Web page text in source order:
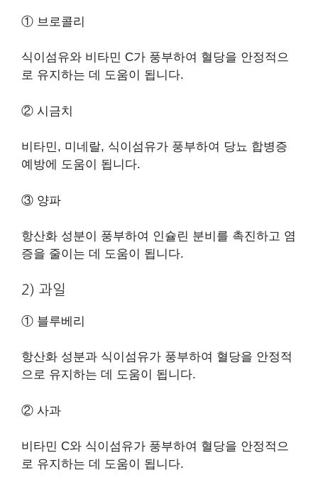
① 브로콜리
식이섬유와 비타민 C가 풍부하여 혈당을 안정적으
로 유지하는 데 도움이 됩니다.
② 시금치
비타민, 미네랄, 식이섬유가 풍부하여 당뇨 합병증
예방에 도움이 됩니다.
③ 양파
항산화 성분이 풍부하여 인슐린 분비를 촉진하고 염
증을 줄이는 데 도움이 됩니다.
2) 과일
① 블루베리
항산화 성분과 식이섬유가 풍부하여 혈당을 안정적
으로 유지하는 데 도움이 됩니다.
② 사과
비타민 C와 식이섬유가 풍부하여 혈당을 안정적으
로 유지하는 데 도움이 됩니다.